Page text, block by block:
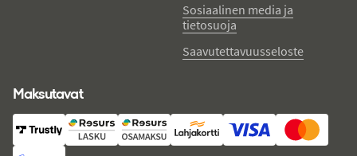
Sosiaalinen media ja
tietosuoja
Saavutettavuusseloste
Maksutavat